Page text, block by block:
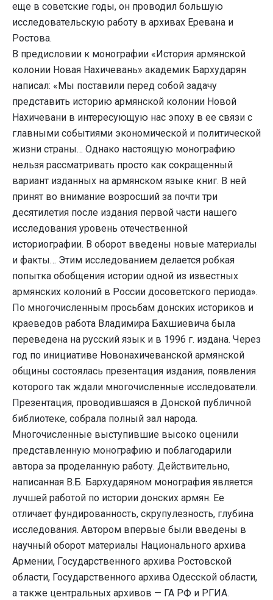
еще в советские годы, он проводил большую
исследовательскую работу в архивах Еревана и
Ростова.
В предисловии к монографии «История армянской
колонии Новая Нахичевань» академик Бархударян
написал: «Мы поставили перед собой задачу
представить историю армянской колонии Новой
Нахичевани в интересующую нас эпоху в ее связи с
главными событиями экономической и политической
жизни страны… Однако настоящую монографию
нельзя рассматривать просто как сокращенный
вариант изданных на армянском языке книг. В ней
принят во внимание возросший за почти три
десятилетия после издания первой части нашего
исследования уровень отечественной
историографии. В оборот введены новые материалы
и факты… Этим исследованием делается робкая
попытка обобщения истории одной из известных
армянских колоний в России досоветского периода».
По многочисленным просьбам донских историков и
краеведов работа Владимира Бахшиевича была
переведена на русский язык и в 1996 г. издана. Через
год по инициативе Новонахичеванской армянской
общины состоялась презентация издания, появления
которого так ждали многочисленные исследователи.
Презентация, проводившаяся в Донской публичной
библиотеке, собрала полный зал народа.
Многочисленные выступившие высоко оценили
представленную монографию и поблагодарили
автора за проделанную работу. Действительно,
написанная В.Б. Бархударяном монография является
лучшей работой по истории донских армян. Ее
отличает фундированность, скрупулезность, глубина
исследования. Автором впервые были введены в
научный оборот материалы Национального архива
Армении, Государственного архива Ростовской
области, Государственного архива Одесской области,
а также центральных архивов — ГА РФ и РГИА.